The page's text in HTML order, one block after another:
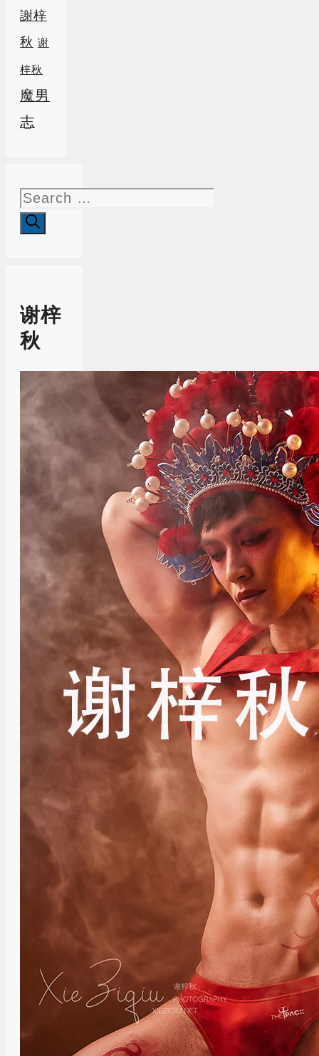
謝梓
秋 谢
梓秋
魔男
志
Search
for:
谢梓
秋